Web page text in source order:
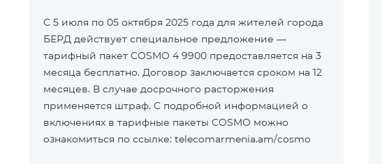
С 5 июля по 05 октября 2025 года для жителей города
БЕРД действует специальное предложение —
тарифный пакет COSMO 4 9900 предоставляется на 3
месяца бесплатно. Договор заключается сроком на 12
месяцев. В случае досрочного расторжения
применяется штраф. С подробной информацией о
включениях в тарифные пакеты COSMO можно
ознакомиться по ссылке: telecomarmenia.am/cosmo